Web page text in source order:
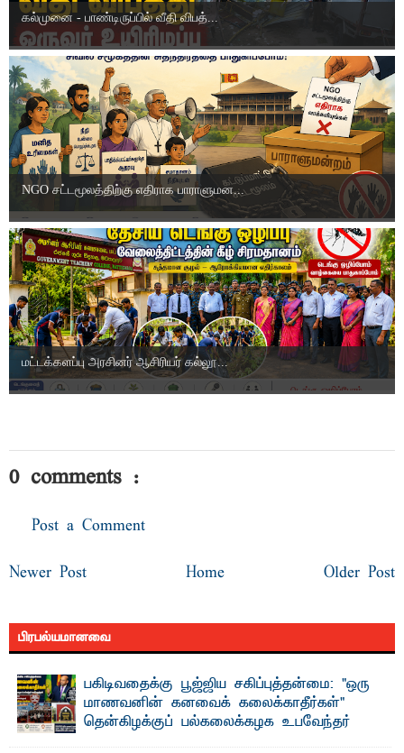
கல்முனை - பாண்டிருப்பில் வீதி விபத்...
NGO சட்டமூலத்திற்கு எதிராக பாராளுமன...
மட்டக்களப்பு அரசினர் ஆசிரியர் கல்லூ...
0 comments :
Post a Comment
Newer Post Older Post
Home
பிரபல்யமானவை
பகிடிவதைக்கு பூஜ்ஜிய சகிப்புத்தன்மை: "ஒரு
மாணவனின் கனவைக் கலைக்காதீர்கள்" –
தென்கிழக்குப் பல்கலைக்கழக உபவேந்தர்